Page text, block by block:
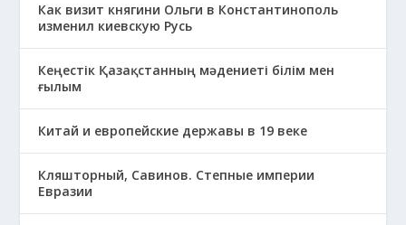
Как визит княгини Ольги в Константинополь
изменил киевскую Русь
Кеңестік Қазақстанның мәдениеті білім мен
ғылым
Китай и европейские державы в 19 веке
Кляшторный, Савинов. Степные империи
Евразии